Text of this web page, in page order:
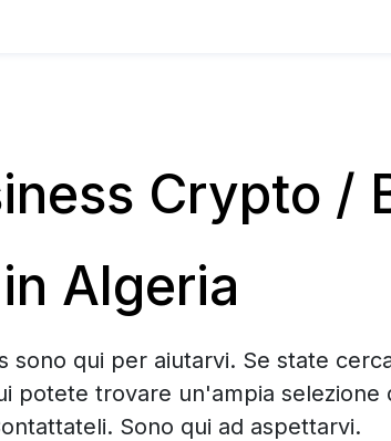
Crypto /
in Algeria
sono qui per aiutarvi. Se state
potete trovare un'ampia selezione
Sono qui ad aspettarvi.